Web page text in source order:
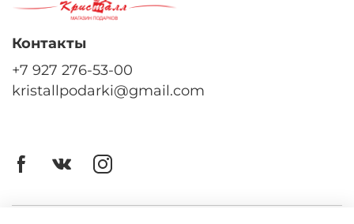
Контакты
+7 927 276-53-00
kristallpodarki@gmail.com